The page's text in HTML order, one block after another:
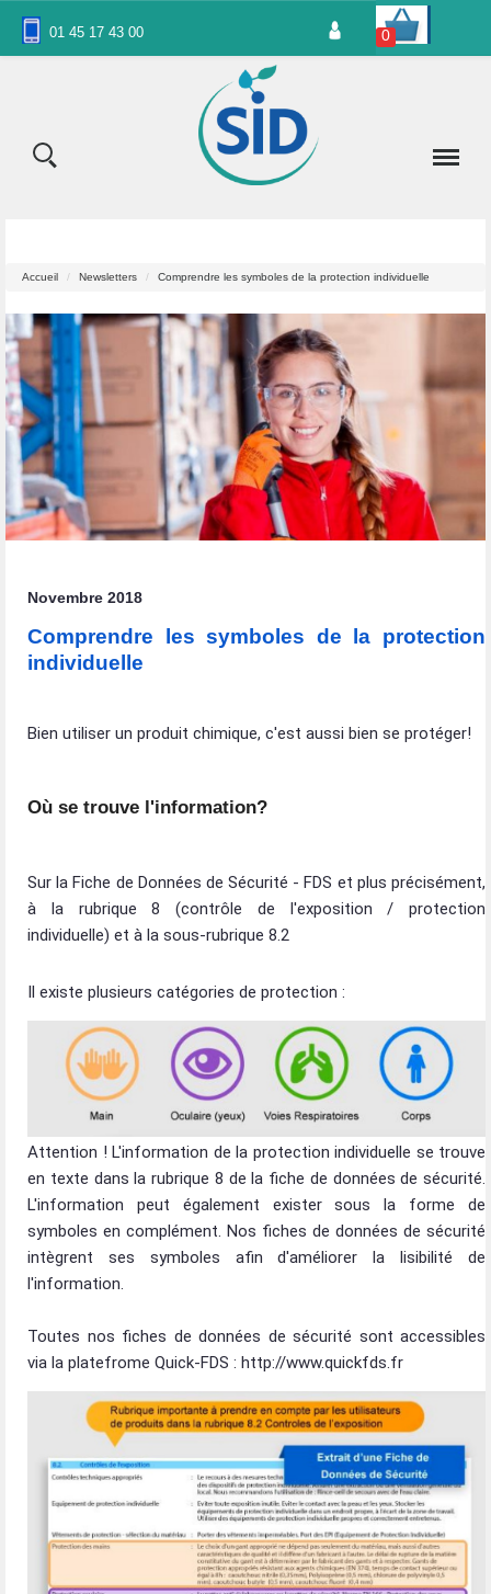
01 45 17 43 00 0
Accueil Newsletters Comprendre les symboles de la protection individuelle
Novembre 2018
Comprendre les symboles de la protection
individuelle
Bien utiliser un produit chimique, c'est aussi bien se protéger!
Où se trouve l'information?
Sur la Fiche de Données de Sécurité - FDS et plus précisément,
à la rubrique 8 (contrôle de l'exposition / protection
individuelle) et à la sous-rubrique 8.2
Il existe plusieurs catégories de protection :
Attention ! L'information de la protection individuelle se trouve
en texte dans la rubrique 8 de la fiche de données de sécurité.
L'information peut également exister sous la forme de
symboles en complément. Nos fiches de données de sécurité
intègrent ses symboles afin d'améliorer la lisibilité de
l'information.
Toutes nos fiches de données de sécurité sont accessibles
via la platefrome Quick-FDS : http://www.quickfds.fr